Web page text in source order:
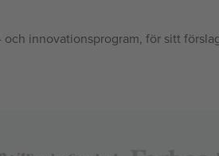
innovationsprogram, för sitt